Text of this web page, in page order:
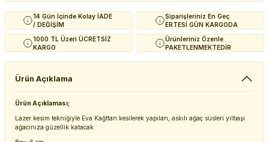
14 Gün İçinde Kolay İADE
/ DEĞİŞİM
Siparişleriniz En Geç
ERTESİ GÜN KARGODA
1000 TL Üzeri ÜCRETSİZ
KARGO
Ürünleriniz Özenle
PAKETLENMEKTEDİR
Ürün Açıklama
Ürün Açıklaması;
Lazer kesim tekniğiyle Eva Kağttan kesilerek yapılan, askılı ağaç süsleri yılbaşı
ağacınıza güzellik katacak.